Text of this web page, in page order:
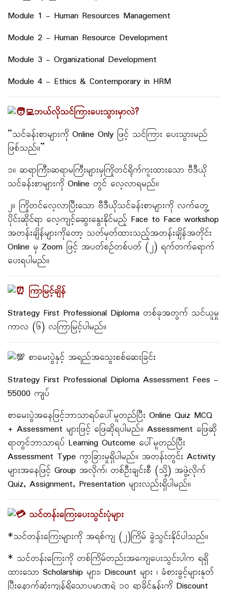
Module 1 - Human Resources Management
Module 2 - Human Resource Development
Module 3 - Organizational Development
Module 4 - Ethics & Contemporary in HRM
ဘယ်လိုသင်ကြားပေးသွားမှာလဲ?
“သင်ခန်းစာများကို Online Only ဖြင့် သင်ကြား ပေးသွားမည်
ဖြစ်သည်။”
၁။ ဆရာကြီး၊ဆရာမကြီးများမှကြိုတင်ရိုက်ကူးထားသော ဗီဒီယို
သင်ခန်းစာများကို Online တွင် လေ့လာရမည်။
၂။ ကြိုတင်လေ့လာပြီးသော ဗီဒီယိုသင်ခန်းစာများကို လက်တွေ့
ပိုင်းဆိုင်ရာ လေ့ကျင့်ဆွေးနွေးနိုင်မည့် Face to Face workshop
အတန်းချိန်များကိုတော့ သတ်မှတ်ထားသည့်အတန်းချိန်အတိုင်း
Online မှ Zoom ဖြင့် အပတ်စဉ်တစ်ပတ် (၂) ရက်တက်ရောက်
ပေးရပါမည်။
ကြာမြင့်ချိန်
Strategy First Professional Diploma တစ်ခုအတွက် သင်ယူမှု
ကာလ (၆) လကြာမြင့်ပါမည်။
စာမေးပွဲနှင့် အရည်အသွေးစစ်ဆေးခြင်း
Strategy First Professional Diploma Assessment Fees -
55000 ကျပ်
စာမေးပွဲအနေဖြင့်ဘာသာရပ်ပေါ်မူတည်ပြီး Online Quiz MCQ
+ Assessment များဖြင့် ဖြေဆိုရပါမည်။ Assessment ဖြေဆို
ရာတွင်ဘာသာရပ် Learning Outcome ပေါ်မူတည်ပြီး
Assessment Type ကွာခြားမှုရှိပါမည်။ အတန်းတွင်း Activity
များအနေဖြင့် Group အလိုက်၊ တစ်ဦးချင်းစီ (သို့) အဖွဲ့လိုက်
Quiz, Assignment, Presentation များလည်းရှိပါမည်။
သင်တန်းကြေးပေးသွင်းပုံများ
*သင်တန်းကြေးများကို အရစ်ကျ (၂)ကြိမ် ခွဲသွင်းနိုင်ပါသည်။
* သင်တန်းကြေးကို တစ်ကြိမ်တည်းအကျေပေးသွင်းပါက ရရှိ
ထားသော Scholarship များ၊ Discount များ ၊ ခံစားခွင့်များနုတ်
ပြီးနောက်ဆုံးကျန်ရှိသောပမာဏရဲ့ ၁၀ ရာခိုင်နှုန်းကို Discount